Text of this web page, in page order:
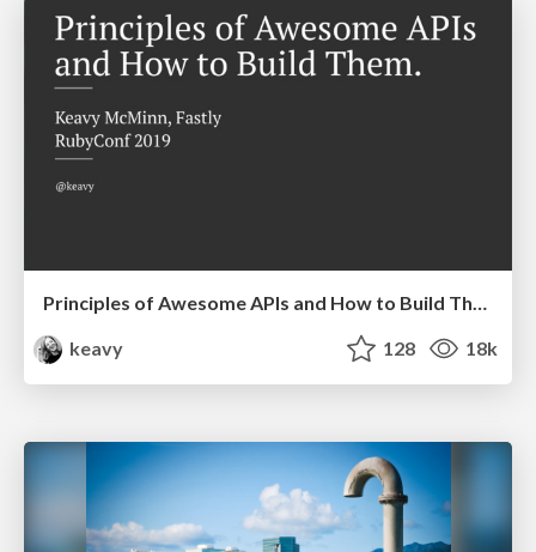
Principles of Awesome APIs and How to Build Them.
keavy
128 18k